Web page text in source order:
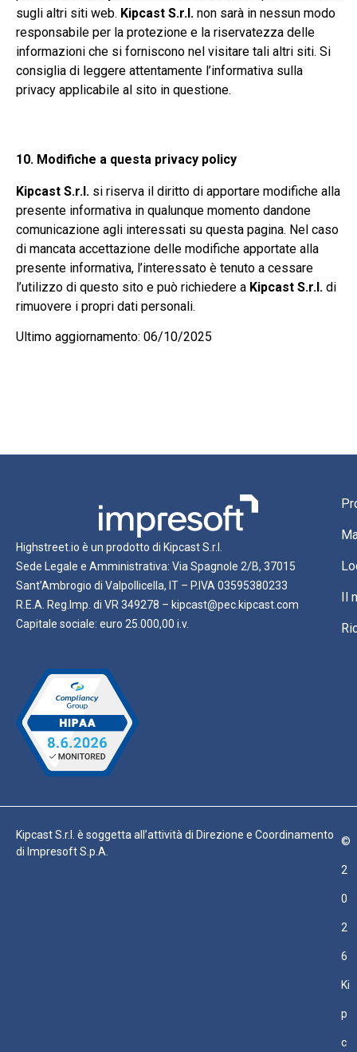
sugli altri siti web. Kipcast S.r.l. non sarà in nessun modo
responsabile per la protezione e la riservatezza delle
informazioni che si forniscono nel visitare tali altri siti. Si
consiglia di leggere attentamente l’informativa sulla
privacy applicabile al sito in questione.
10. Modifiche a questa privacy policy
Kipcast S.r.l. si riserva il diritto di apportare modifiche alla
presente informativa in qualunque momento dandone
comunicazione agli interessati su questa pagina. Nel caso
di mancata accettazione delle modifiche apportate alla
presente informativa, l’interessato è tenuto a cessare
l’utilizzo di questo sito e può richiedere a Kipcast S.r.l. di
rimuovere i propri dati personali.
Ultimo aggiornamento: 06/10/2025
Highstreet.io è un prodotto di Kipcast S.r.l.
Sede Legale e Amministrativa: Via Spagnole 2/B, 37015
Sant’Ambrogio di Valpollicella, IT – P.IVA 03595380233
R.E.A. Reg.Imp. di VR 349278 – kipcast@pec.kipcast.com
Capitale sociale: euro 25.000,00 i.v.
Il
Kipcast S.r.l. è soggetta all’attività di Direzione e Coordinamento
di Impresoft S.p.A.
©
2
0
2
6
Ki
p
c